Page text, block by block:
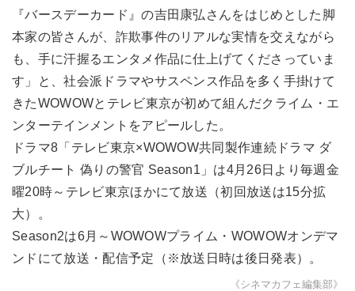
『バースデーカード』の吉田康弘さんをはじめとした脚
本家の皆さんが、詐欺事件のリアルな実情を交えながら
も、手に汗握るエンタメ作品に仕上げてくださっていま
す」と、社会派ドラマやサスペンス作品を多く手掛けて
きたWOWOWとテレビ東京が初めて組んだクライム・エ
ンターテインメントをアピールした。
ドラマ8「テレビ東京×WOWOW共同製作連続ドラマ ダ
ブルチート 偽りの警官 Season1」は4月26日より毎週金
曜20時～テレビ東京ほかにて放送（初回放送は15分拡
大）。
Season2は6月～WOWOWプライム・WOWOWオンデマ
ンドにて放送・配信予定（※放送日時は後日発表）。
《シネマカフェ編集部》